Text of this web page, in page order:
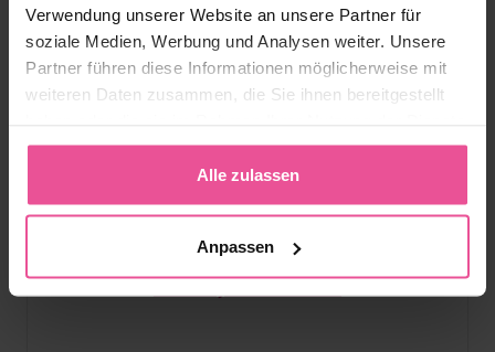
Verwendung unserer Website an unsere Partner für
soziale Medien, Werbung und Analysen weiter. Unsere
Partner führen diese Informationen möglicherweise mit
weiteren Daten zusammen, die Sie ihnen bereitgestellt
gesammelt haben.
Alle zulassen
Anpassen